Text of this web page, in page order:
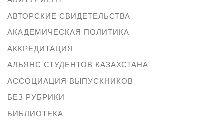
АВТОРСКИЕ СВИДЕТЕЛЬСТВА
АКАДЕМИЧЕСКАЯ ПОЛИТИКА
АККРЕДИТАЦИЯ
АЛЬЯНС СТУДЕНТОВ КАЗАХСТАНА
АССОЦИАЦИЯ ВЫПУСКНИКОВ
БЕЗ РУБРИКИ
БИБЛИОТЕКА